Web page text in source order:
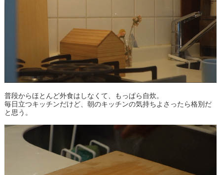
普段からほとんど外食はしなくて、もっぱら自炊。
毎日立つキッチンだけど、朝のキッチンの気持ちよさったら格別だ
と思う。